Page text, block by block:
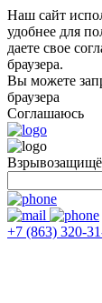
Наш сайт
удобнее для
даете свое
браузера.
Вы можете
браузера
Соглашаюсь
+7 (863) 320-